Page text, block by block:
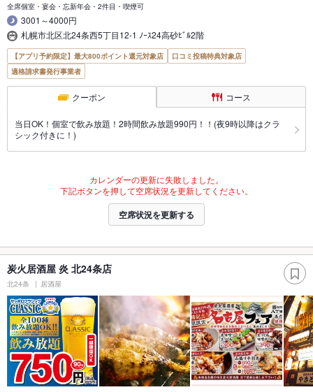
全席個室・宴会・忘新年会・2件目・喫煙可
3001～4000円
札幌市北区北24条西5丁目12-1 ﾉｰｽ24高砂ﾋﾞﾙ2階
【アプリ予約限定】最大800ポイント還元対象店
口コミ投稿特典対象店
適格請求書発行事業者
クーポン コース
当日OK！個室で飲み放題！2時間飲み放題990円！！(夜9時以降はクラ
シック付きに！)
カレンダーの更新に失敗しました。
下記ボタンを押して空席状況を更新してください。
空席状況を更新する
炭火居酒屋 炎 北24条店
北24条 居酒屋